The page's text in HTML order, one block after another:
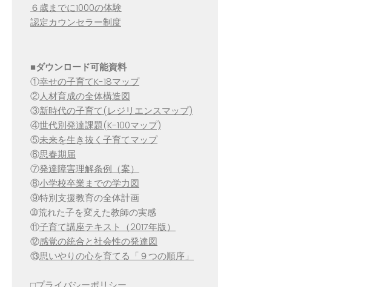
６歳までに1000の体験
認定カウンセラー制度
■ダウンロード可能資料
①幸せの子育てK-18マップ
②人材育成の全体構造図
③新時代の子育て(レジリエンスマップ)
④世代別発達課題(K-100マップ)
⑤未来を生き抜く子育てマップ
⑥思春期届
⑦発達障害理解条例（案）
⑧小学校卒業までの学力図
⑨特別支援教育の全体計画
➉荒れた子を変えた教師の実感
⑪子育て講座テキスト（2017年版）
⑫感覚の統合と社会性の発達図
⑬思いやりの心を育てる「９つの順序」